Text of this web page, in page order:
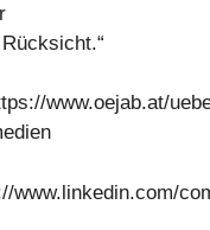
www.oejab.at/
www.linkedin.com/